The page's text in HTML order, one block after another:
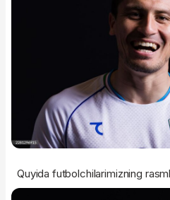
Quyida futbolchilarimizning